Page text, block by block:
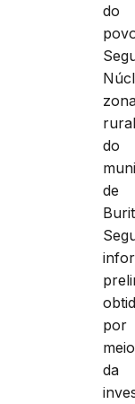
do
do
de
por
meio
da